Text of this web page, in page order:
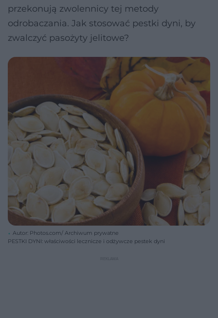
przekonują zwolennicy tej metody
odrobaczania. Jak stosować pestki dyni, by
zwalczyć pasożyty jelitowe?
Autor: Photos.com/ Archiwum prywatne
PESTKI DYNI: właściwości lecznicze i odżywcze pestek dyni